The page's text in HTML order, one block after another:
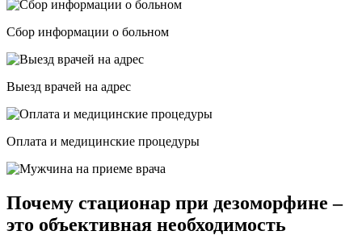
Сбор информации о больном
Выезд врачей на адрес
Оплата и медицинские процедуры
Почему стационар при дезоморфине –
это объективная необходимость